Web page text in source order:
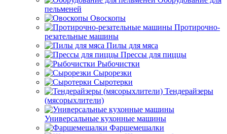
пельменей
Овоскопы
Протирочно-
резательные машины
Пилы для мяса
Прессы для пиццы
Рыбочистки
Сырорезки
Сыротерки
Тендерайзеры
(мясорыхлители)
Универсальные кухонные машины
Фаршемешалки